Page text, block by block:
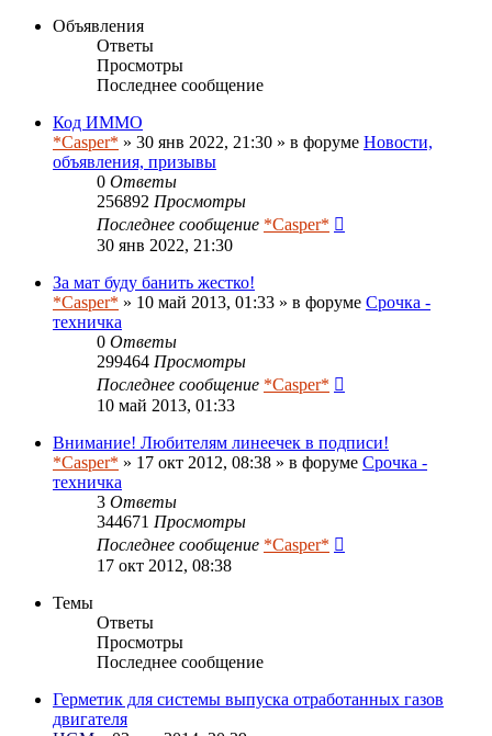
Объявления
Ответы
Просмотры
Последнее сообщение
Код ИММО
*Casper* » 30 янв 2022, 21:30 » в форуме Новости,
объявления, призывы
0 Ответы
256892 Просмотры
Последнее сообщение *Casper*
30 янв 2022, 21:30
За мат буду банить жестко!
*Casper* » 10 май 2013, 01:33 » в форуме Срочка -
техничка
0 Ответы
299464 Просмотры
Последнее сообщение *Casper*
10 май 2013, 01:33
Внимание! Любителям линеечек в подписи!
*Casper* » 17 окт 2012, 08:38 » в форуме Срочка -
техничка
3 Ответы
344671 Просмотры
Последнее сообщение *Casper*
17 окт 2012, 08:38
Темы
Ответы
Просмотры
Последнее сообщение
Герметик для системы выпуска отработанных газов
двигателя